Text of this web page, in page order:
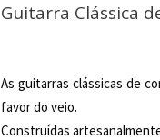
Guitarra Clássica
As guitarras clássicas de
favor do veio.
Construídas